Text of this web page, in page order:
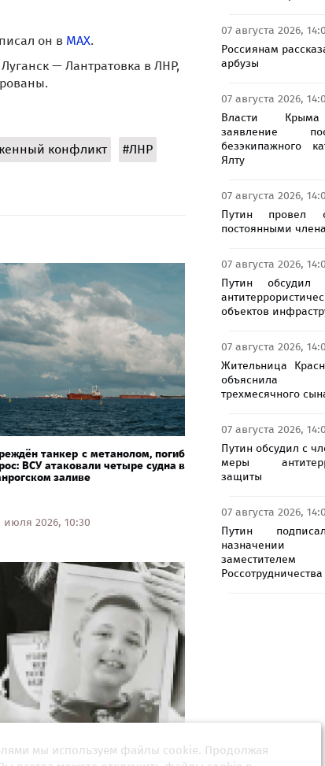
он в MAX.
— Лантратовка в ЛНР,
конфликт #ЛНР
танкер с метанолом, погиб
ВСУ атаковали четыре судна в
заливе
июля 2026, 10:30
ошибка неподсудна". От
07 августа 2026,
Россиянам
арбузы
07 августа 2026,
Власти Крыма
заявление
безэкипажного
Ялту
07 августа 2026,
Путин провел
постоянными
07 августа 2026,
Путин
объектов
07 августа 2026,
Жительница
объяснила
трехмесячного
07 августа 2026,
Путин обсудил с
меры
защиты
07 августа 2026,
Путин
назначении
Россотрудничества
мы используем файлы cookie. Продолжая